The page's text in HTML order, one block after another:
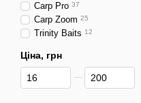
Carp Pro 37
Carp Zoom 25
Trinity Baits 12
Ціна, грн
Від Ціна, грн
До Ціна, грн